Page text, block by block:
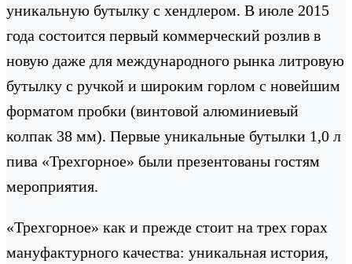
уникальную бутылку с хендлером. В июле 2015
года состоится первый коммерческий розлив в
новую даже для международного рынка литровую
бутылку с ручкой и широким горлом с новейшим
форматом пробки (винтовой алюминиевый
колпак 38 мм). Первые уникальные бутылки 1,0 л
пива «Трехгорное» были презентованы гостям
мероприятия.
«Трехгорное» как и прежде стоит на трех горах
мануфактурного качества: уникальная история,